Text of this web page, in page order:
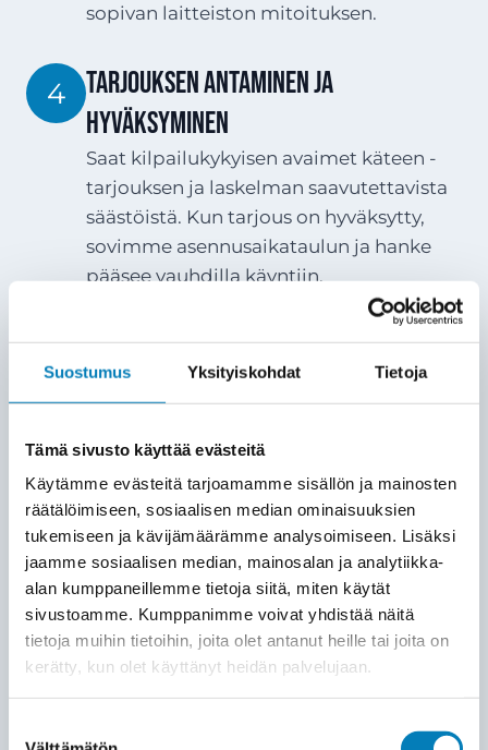
Suostumus Yksityiskohdat Tietoja
Tämä sivusto käyttää evästeitä
Käytämme evästeitä tarjoamamme sisällön ja mainosten
räätälöimiseen, sosiaalisen median ominaisuuksien
tukemiseen ja kävijämäärämme analysoimiseen. Lisäksi
jaamme sosiaalisen median, mainosalan ja analytiikka-
alan kumppaneillemme tietoja siitä, miten käytät
sivustoamme. Kumppanimme voivat yhdistää näitä
tietoja muihin tietoihin, joita olet antanut heille tai joita on
kerätty, kun olet käyttänyt heidän palvelujaan.
sopivan laitteiston mitoituksen.
4 Tarjouksen antaminen ja
hyväksyminen
Saat kilpailukykyisen avaimet käteen -
tarjouksen ja laskelman saavutettavista
säästöistä. Kun tarjous on hyväksytty,
sovimme asennusaikataulun ja hanke
pääsee vauhdilla käyntiin.
5 Laitteiston asennus
Asennamme ulkoyksikön ja sisäyksikön
(tai ohjausyksikön) sovitun
suunnitelman mukaisesti. Käytämme
varmistamme, että kaikki läpiviennit ja
kytkennät tehdään siististi ja
huolellisesti.
6 KÄYTTÖÖNOTTO ja opastus
Lämpöpumppu kytketään rakennuksen